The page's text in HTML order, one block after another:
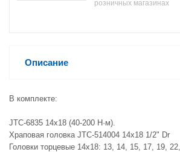
розничных магазинах
Описание
В комплекте:
JTC-6835 14x18 (40-200 Н·м).
Храповая головка JTC-514004 14x18 1/2" Dr
Головки торцевые 14x18: 13, 14, 15, 17, 19,